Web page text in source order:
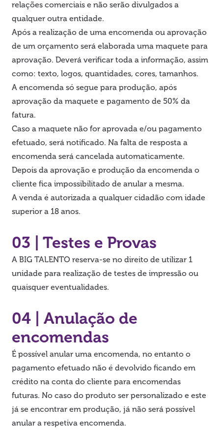
relações comerciais e não serão divulgados a
qualquer outra entidade.
Após a realização de uma encomenda ou aprovação
de um orçamento será elaborada uma maquete para
aprovação. Deverá verificar toda a informação, assim
como: texto, logos, quantidades, cores, tamanhos.
A encomenda só segue para produção, após
aprovação da maquete e pagamento de 50% da
fatura.
Caso a maquete não for aprovada e/ou pagamento
efetuado, será notificado. Na falta de resposta a
encomenda será cancelada automaticamente.
Depois da aprovação e produção da encomenda o
cliente fica impossibilitado de anular a mesma.
A venda é autorizada a qualquer cidadão com idade
superior a 18 anos.
03 | Testes e Provas
A BIG TALENTO reserva-se no direito de utilizar 1
unidade para realização de testes de impressão ou
quaisquer eventualidades.
04 | Anulação de
encomendas
É possível anular uma encomenda, no entanto o
pagamento efetuado não é devolvido ficando em
crédito na conta do cliente para encomendas
futuras. No caso do produto ser personalizado e este
já se encontrar em produção, já não será possível
anular a respetiva encomenda.